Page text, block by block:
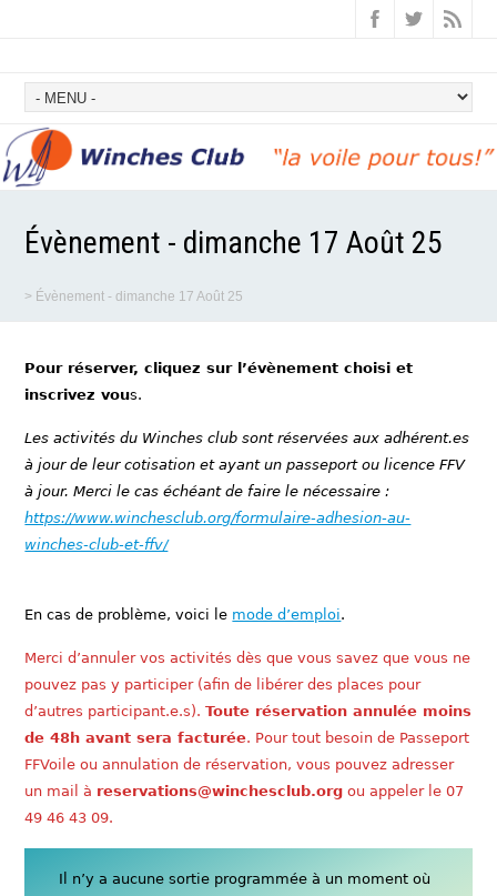
Évènement - dimanche 17 Août 25
> Évènement - dimanche 17 Août 25
Pour réserver, cliquez sur l’évènement choisi et
inscrivez vous.
Les activités du Winches club sont réservées aux adhérent.es
à jour de leur cotisation et ayant un passeport ou licence FFV
à jour. Merci le cas échéant de faire le nécessaire :
https://www.winchesclub.org/formulaire-adhesion-au-
winches-club-et-ffv/
En cas de problème, voici le mode d’emploi.
Merci d’annuler vos activités dès que vous savez que vous ne
pouvez pas y participer (afin de libérer des places pour
d’autres participant.e.s).Toute réservation annulée moins
de 48h avant sera facturée. Pour tout besoin de Passeport
FFVoile ou annulation de réservation, vous pouvez adresser
un mail à reservations@winchesclub.org ou appeler le 07
49 46 43 09.
Il n’y a aucune sortie programmée à un moment où